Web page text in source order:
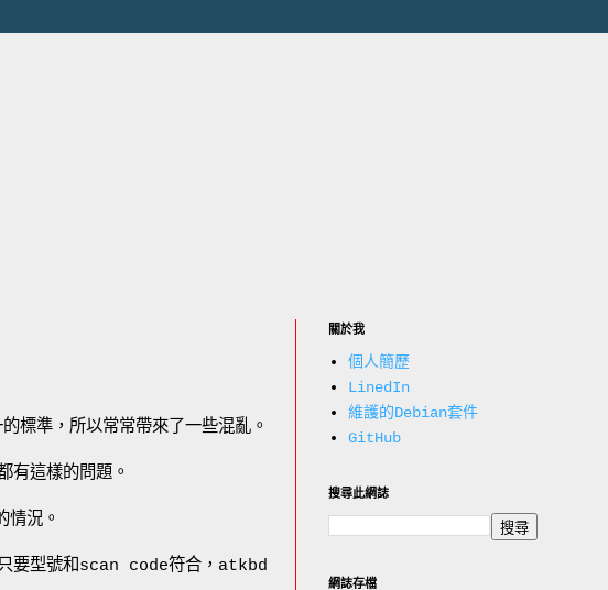
準，所以常常帶來了一些混亂。
這樣的問題。
況。
型號和scan code符合，atkbd
關於我
個人簡歷
LinedIn
維護的Debian套件
GitHub
搜尋此網誌
網誌存檔